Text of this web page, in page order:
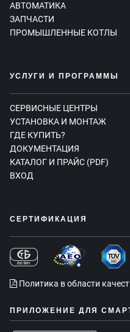
АВТОМАТИКА
ЗАПЧАСТИ
ПРОМЫШЛЕННЫЕ КОТЛЫ
УСЛУГИ И ПРОГРАММЫ
СЕРВИСНЫЕ ЦЕНТРЫ
УСТАНОВКА И МОНТАЖ
ГДЕ КУПИТЬ?
ДОКУМЕНТАЦИЯ
КАТАЛОГ И ПРАЙС (PDF)
ВХОД
СЕРТИФИКАЦИЯ
Политика в области
ПРИЛОЖЕНИЕ ДЛЯ